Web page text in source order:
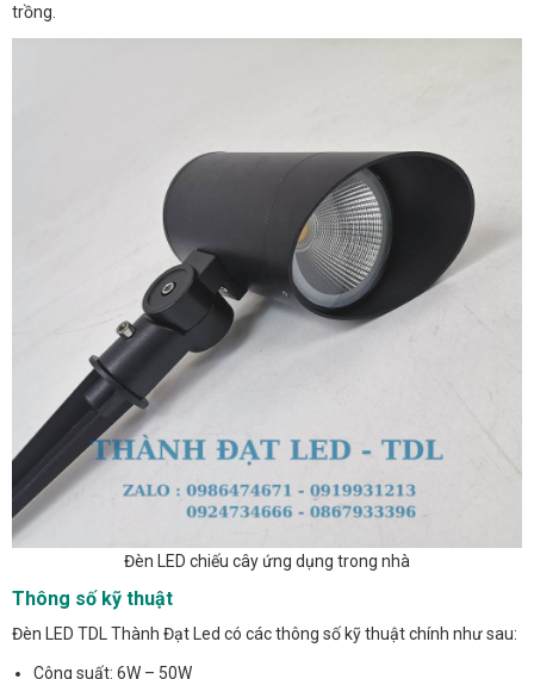
trồng.
Đèn LED chiếu cây ứng dụng trong nhà
Thông số kỹ thuật
Đèn LED TDL Thành Đạt Led có các thông số kỹ thuật chính như sau:
Công suất: 6W – 50W